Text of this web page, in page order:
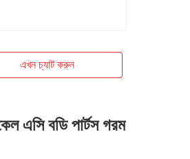
এখন চ্যাট করুন
এসি বডি পার্টস গরম